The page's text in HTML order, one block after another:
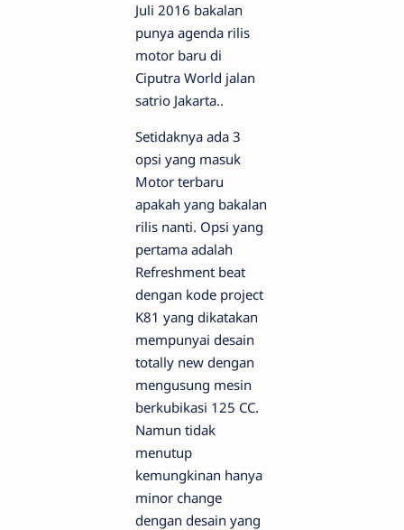
Juli 2016 bakalan
punya agenda rilis
motor baru di
Ciputra World jalan
satrio Jakarta..
Setidaknya ada 3
opsi yang masuk
Motor terbaru
apakah yang bakalan
rilis nanti. Opsi yang
pertama adalah
Refreshment beat
dengan kode project
K81 yang dikatakan
mempunyai desain
totally new dengan
mengusung mesin
berkubikasi 125 CC.
Namun tidak
menutup
kemungkinan hanya
minor change
dengan desain yang